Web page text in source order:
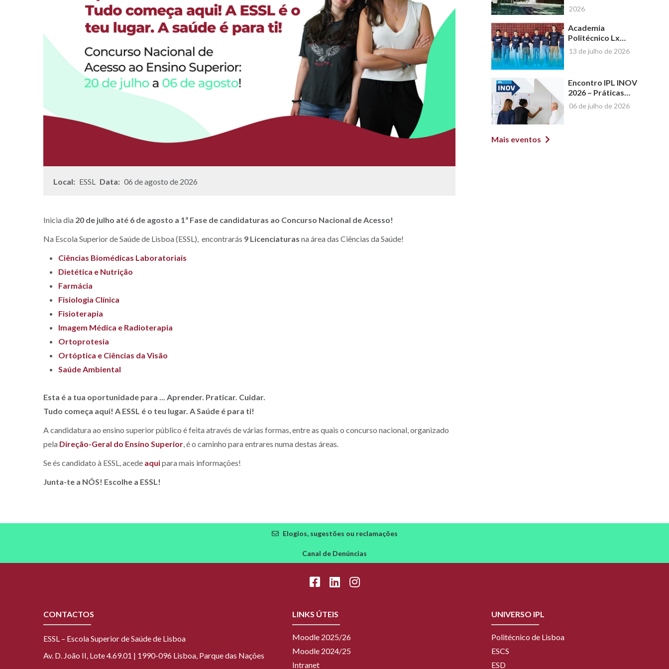
Local: ESSL Data: 06 de agosto de 2026
Inicia dia 20 de julho até 6 de agosto a 1ª Fase de candidaturas ao Concurso Nacional de Acesso!
Na Escola Superior de Saúde de Lisboa (ESSL), encontrarás 9 Licenciaturas na área das Ciências da Saúde!
Ciências Biomédicas Laboratoriais
Dietética e Nutrição
Farmácia
Fisiologia Clínica
Fisioterapia
Imagem Médica e Radioterapia
Ortoprotesia
Ortóptica e Ciências da Visão
Saúde Ambiental
Esta é a tua oportunidade para ... Aprender. Praticar. Cuidar.
Tudo começa aqui! A ESSL é o teu lugar. A Saúde é para ti!
A candidatura ao ensino superior público é feita através de várias formas, entre as quais o concurso nacional, organizado
pela Direção-Geral do Ensino Superior, é o caminho para entrares numa destas áreas.
Se és candidato à ESSL, acede aquipara mais informações!
Junta-te a NÓS! Escolhe a ESSL!
ESSL | Ano Letivo
2026
Academia
Politécnico Lx
2026
13 de julho de 2026
Encontro IPL INOV
2026 – Práticas
Pedagógicas
Inspiradoras no
06 de julho de 2026
Mais eventos
Elogios, sugestões ou reclamações
Canal de Denúncias
CONTACTOS
ESSL – Escola Superior de Saúde de Lisboa
Av. D. João II, Lote 4.69.01 | 1990-096 Lisboa, Parque das Nações
LINKS ÚTEIS
Moodle 2025/26
Moodle 2024/25
Intranet
UNIVERSO IPL
Politécnico de Lisboa
ESCS
ESD